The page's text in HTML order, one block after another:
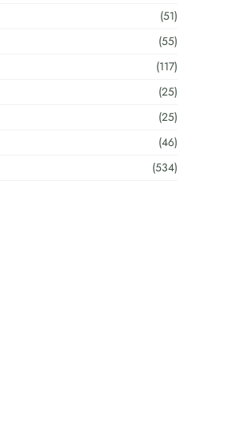
(51)
(55)
(117)
(25)
(25)
(46)
(534)